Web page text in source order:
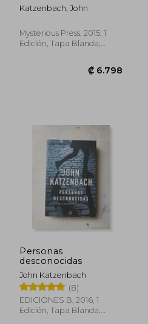
₡ 8.771
Katzenbach, John
Mysterious Press, 2015, 1
Edición, Tapa Blanda,
Personas
desconocidas
John Katzenbach
(8)
EDICIONES B, 2016, 1
Edición, Tapa Blanda,